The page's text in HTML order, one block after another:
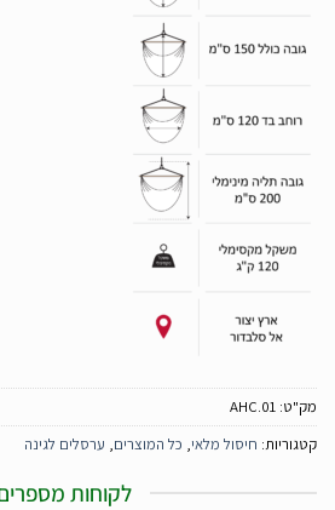
מק"ט: AHC.01
קטגוריות: חיסול מלאי, כל המוצרים, ערסלים לגינה
לקוחות מספרים